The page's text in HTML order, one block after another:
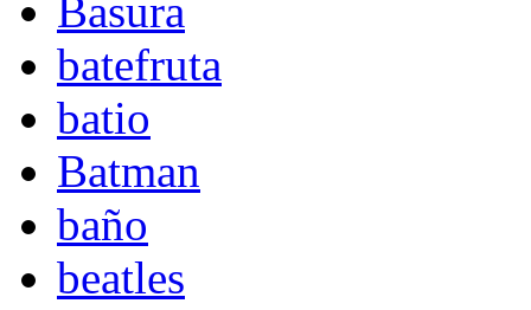
Basura
batefruta
batio
Batman
baño
beatles